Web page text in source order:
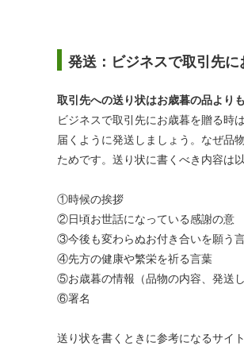
発送：ビジネスで取引先
取引先への送り状はお歳暮の品より
ビジネスで取引先にお歳暮を贈る時
届くように発送しましょう。なぜ品
ためです。送り状に書くべき内容は
①時候の挨拶
②日頃お世話になっている感謝の意
③今後も変わらぬお付き合いを願う
④先方の健康や繁栄を祈る言葉
⑤お歳暮の情報（品物の内容、発送し
⑥署名
送り状を書くときに参考になるサイト